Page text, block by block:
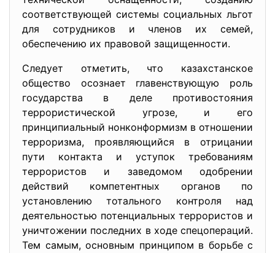
соответствующей системы социальных льгот
для сотрудников и членов их семей,
обеспечению их правовой защищенности.
Следует отметить, что казахстанское
общество осознает главенствующую роль
государства в деле противостояния
террористической угрозе, и его
принципиальный нонконформизм в отношении
терроризма, проявляющийся в отрицании
пути контакта и уступок требованиям
террористов и заведомом одобрении
действий компетентных органов по
установлению тотального контроля над
деятельностью потенциальных террористов и
уничтожении последних в ходе спецопераций.
Тем самым, основным принципом в борьбе с